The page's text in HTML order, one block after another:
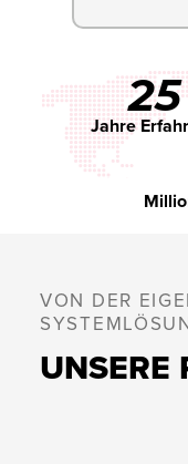
25
Jahre
VON DER
UNSERE